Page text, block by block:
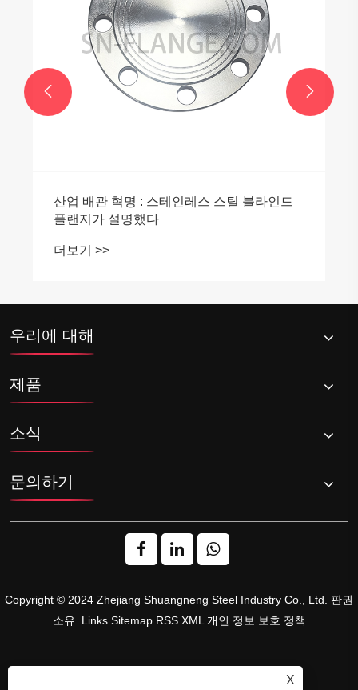
 
우리에 대해
제품
소식
문의하기
Copyright © 2024 Zhejiang Shuangneng Steel Industry Co., Ltd. 판권
소유. Links Sitemap RSS XML 개인 정보 보호 정책
X